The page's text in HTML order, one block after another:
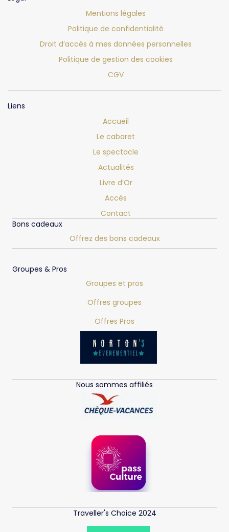
Mentions légales
Politique de confidentialité
Droit d’accès à mes données personnelles
Politique de gestion des cookies
CGV
Liens
Accueil
Le cabaret
Le spectacle
Actualités
Livre d’Or
Accès
Contact
Bons cadeaux
Offrez des bons cadeaux
Groupes & Pros
Groupes et pros
Offres groupes
Offres Pros
Nous sommes affiliés
Traveller's Choice 2024